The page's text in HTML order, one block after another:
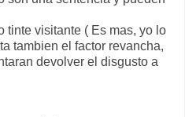
tinte visitante ( Es mas, yo lo
tambien el factor revancha,
devolver el disgusto a